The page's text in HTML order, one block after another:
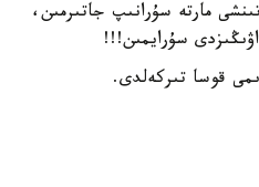
مارتە سۇرانىپ جاتىرمىن،
سۇرايمىن!!!